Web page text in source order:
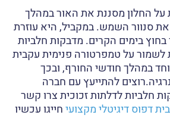
על החלון מסננת את האור במהלך
את סנוור השמש. במקביל, היא עוזרת
בימים הקרים. מדבקות חלביות
לשמור על טמפרטורה פנימית עקבית
במהלך חודשי החורף, ובכך
להתייעץ עם חברה
חלביות לדלתות זכוכית צרו קשר
חייגו עכשיו